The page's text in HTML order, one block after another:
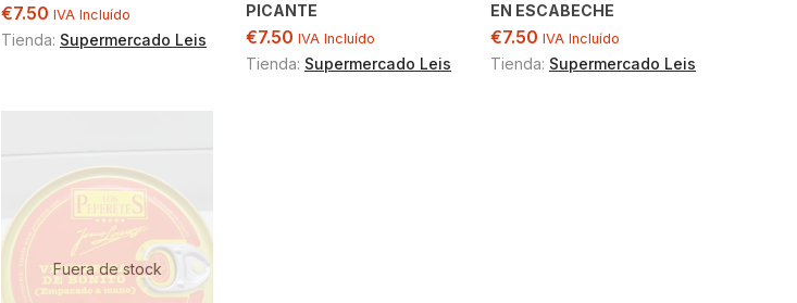
€7.50 IVA Incluído
Tienda: Supermercado Leis
PICANTE
€7.50 IVA Incluído
Tienda: Supermercado Leis
EN ESCABECHE
€7.50 IVA Incluído
Tienda: Supermercado Leis
Fuera de stock